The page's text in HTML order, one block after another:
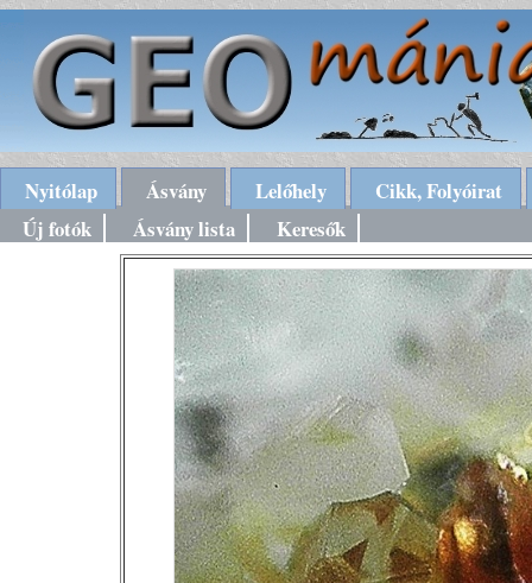
Nyitólap Ásvány Lelőhely
Cikk, Folyóirat
Új fotók
Ásvány lista Keresők